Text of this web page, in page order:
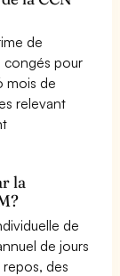
de
congés pour
mois de
relevant
la
de
de jours
des